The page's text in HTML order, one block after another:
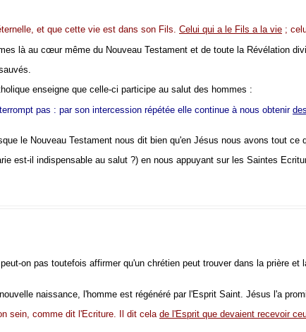
et que cette vie est dans son Fils. Celui qui a le Fils a la vie ;
là au cœur même du Nouveau Testament et de toute la Révélation
enseigne que celle-ci participe au salut des hommes :
pas : par son intercession répétée elle continue à nous obtenir
le Nouveau Testament nous dit bien qu'en Jésus nous avons tout ce
est-il indispensable au salut ?) en nous appuyant sur les Saintes
on pas toutefois affirmer qu'un chrétien peut trouver dans la prière
naissance, l'homme est régénéré par l'Esprit Saint. Jésus l'a
sein, comme dit l'Ecriture. Il dit cela de l'Esprit que devaient recevoir